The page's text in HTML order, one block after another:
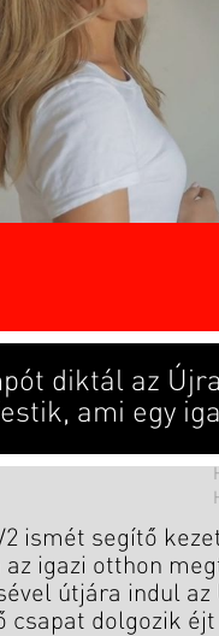
diktál az
ami egy
ismét segítő
igazi otthon
útjára indul
csapat dolgozik